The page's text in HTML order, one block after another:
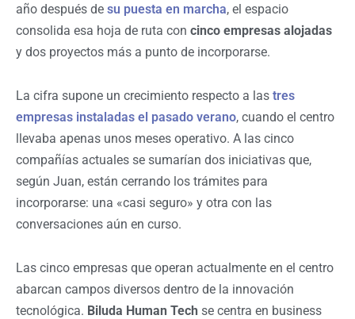
año después de su puesta en marcha, el espacio
consolida esa hoja de ruta con cinco empresas alojadas
y dos proyectos más a punto de incorporarse.
La cifra supone un crecimiento respecto a las tres
empresas instaladas el pasado verano, cuando el centro
llevaba apenas unos meses operativo. A las cinco
compañías actuales se sumarían dos iniciativas que,
según Juan, están cerrando los trámites para
incorporarse: una «casi seguro» y otra con las
conversaciones aún en curso.
Las cinco empresas que operan actualmente en el centro
abarcan campos diversos dentro de la innovación
tecnológica. Biluda Human Tech se centra en business